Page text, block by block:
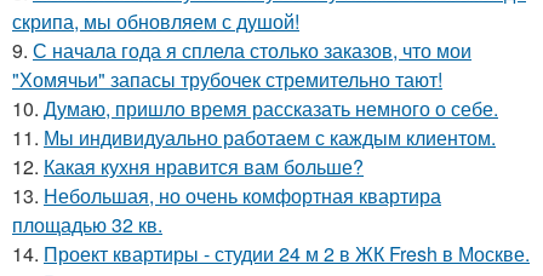
скрипа, мы обновляем с душой!
9. С начала года я сплела столько заказов, что мои
"Хомячьи" запасы трубочек стремительно тают!
10. Думаю, пришло время рассказать немного о себе.
11. Мы индивидуально работаем с каждым клиентом.
12. Какая кухня нравится вам больше?
13. Небольшая, но очень комфортная квартира
площадью 32 кв.
14. Проект квартиры - студии 24 м 2 в ЖК Fresh в Москве.